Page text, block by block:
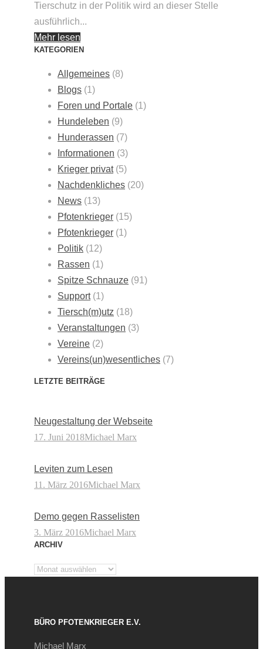
Tierschutz in der Politik wird an dieser Stelle
ausführlich...
Mehr lesen
KATEGORIEN
Allgemeines (8)
Blogs (1)
Foren und Portale (1)
Hundeleben (9)
Hunderassen (7)
Informationen (3)
Krieger privat(5)
Nachdenkliches (20)
News (13)
Pfotenkrieger (15)
Pfotenkrieger (1)
Politik (12)
Rassen (1)
Spitze Schnauze (91)
Support(1)
Tiersch(m)utz (18)
Veranstaltungen (3)
Vereine (2)
Vereins(un)wesentliches (7)
LETZTE BEITRÄGE
Neugestaltung der Webseite
17. Juni 2018Michael Marx
Leviten zum Lesen
11. März 2016Michael Marx
Demo gegen Rasselisten
3. März 2016Michael Marx
ARCHIV
Archiv
BÜRO PFOTENKRIEGER E.V.
Michael Marx